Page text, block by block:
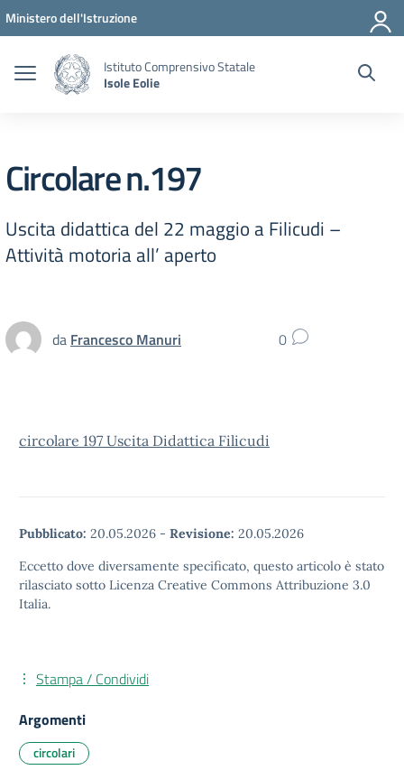
Vai ai contenuti
Vai al menu di navigazione
Vai al footer
Ministero dell'Istruzione
Istituto Comprensivo Statale
Isole Eolie
Circolare n.197
Uscita didattica del 22 maggio a Filicudi –
Attività motoria all’ aperto
da Francesco Manuri 0
circolare 197 Uscita Didattica Filicudi
Pubblicato: 20.05.2026 - Revisione: 20.05.2026
Eccetto dove diversamente specificato, questo articolo è stato
rilasciato sotto Licenza Creative Commons Attribuzione 3.0
Italia.
Stampa / Condividi
Argomenti
circolari